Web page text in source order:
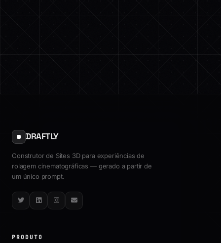
DRAFTLY
Construtor de Sites 3D para experiências de
rolagem cinematográficas — gerado a partir de
um único prompt.
TwitterLinkedInInstagram
Email
PRODUTO